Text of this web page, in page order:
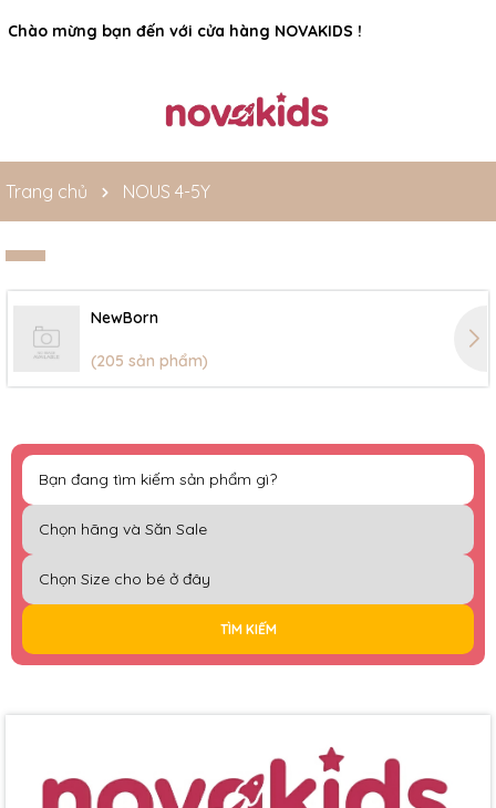
Rất nhiều ưu đãi và chương trình khuyến mãi đang chờ đợi
bạn
Trang chủ NOUS 4-5Y
NewBorn
(205 sản phẩm)
TÌM KIẾM